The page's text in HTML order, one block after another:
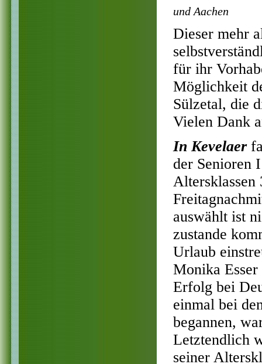
und Aachen
Dieser mehr
für ihr
Möglichkeit
Sülzetal, die
Vielen Dank
In Kevelaer
der Senioren
Altersklassen
auswählt ist
zustande
Urlaub
Monika
Erfolg bei
einmal bei
begannen,
Letztendlich
seiner